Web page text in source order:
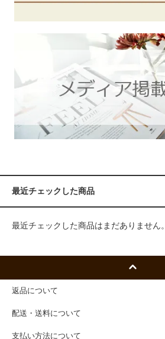
最近チェックした商品
最近チェックした商品はまだありません。
返品について
配送・送料について
支払い方法について